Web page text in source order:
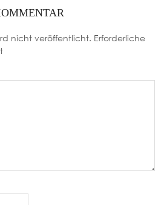
nicht veröffentlicht. Erforderliche